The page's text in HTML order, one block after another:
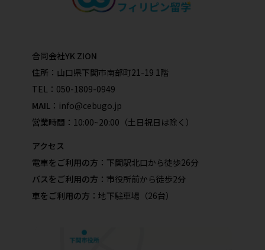
合同会社YK ZION
住所： 山口県下関市南部町21-19 1階
TEL： 050-1809-0949
MAIL： info@cebugo.jp
営業時間： 10:00~20:00（土日祝日は除く）
アクセス
電車をご利用の方： 下関駅北口から徒歩26分
バスをご利用の方： 市役所前から徒歩2分
車をご利用の方： 地下駐車場（26台）